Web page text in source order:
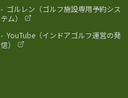
- ゴルレン（ゴルフ施設専用予約シス
テム）
- YouTube（インドアゴルフ運営の発
信）